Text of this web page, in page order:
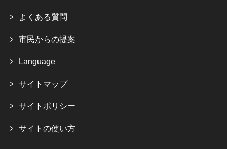
よくある質問
市民からの提案
Language
サイトマップ
サイトポリシー
サイトの使い方